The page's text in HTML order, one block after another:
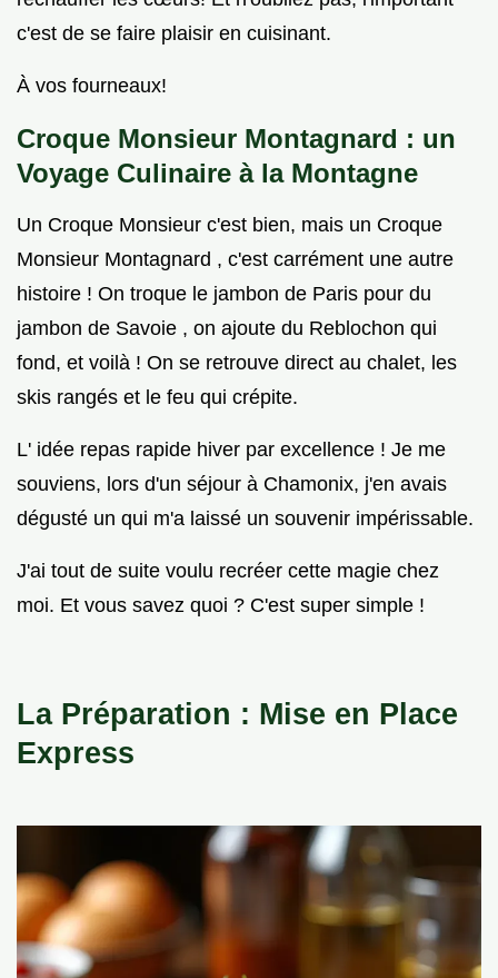
c'est de se faire plaisir en cuisinant.
À vos fourneaux!
Croque Monsieur Montagnard : un
Voyage Culinaire à la Montagne
Un Croque Monsieur c'est bien, mais un Croque
Monsieur Montagnard , c'est carrément une autre
histoire ! On troque le jambon de Paris pour du
jambon de Savoie , on ajoute du Reblochon qui
fond, et voilà ! On se retrouve direct au chalet, les
skis rangés et le feu qui crépite.
L' idée repas rapide hiver par excellence ! Je me
souviens, lors d'un séjour à Chamonix, j'en avais
dégusté un qui m'a laissé un souvenir impérissable.
J'ai tout de suite voulu recréer cette magie chez
moi. Et vous savez quoi ? C'est super simple !
La Préparation : Mise en Place
Express